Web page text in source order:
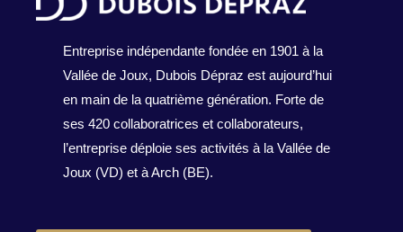
Entreprise indépendante fondée en 1901 à la
Vallée de Joux, Dubois Dépraz est aujourd’hui
en main de la quatrième génération. Forte de
ses 420 collaboratrices et collaborateurs,
l’entreprise déploie ses activités à la Vallée de
Joux (VD) et à Arch (BE).